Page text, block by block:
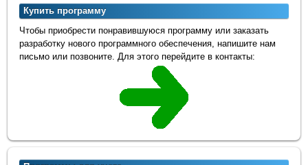
Купить программу
Чтобы приобрести понравившуюся программу или заказать
разработку нового программного обеспечения, напишите нам
письмо или позвоните. Для этого перейдите в контакты: